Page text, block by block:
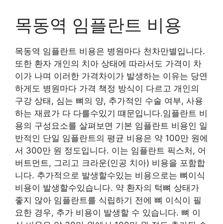
목동역 임플란트 비용
목동역 임플란트 비용은 병원마다 천차만별입니다.
또한 환자 개인의 치아 상태에 따라서도 가격이 차
이가 나며 이러한 가격차이가 발생하는 이유는 당연
하게도 병원마다 가격 책정 방식이 다르고 개인의
구강 상태, 심는 뼈의 양, 추가적인 수술 여부, 사용
하는 재료가 다 다를수있기 떄문입니다.임플란트 비
용의 구성요소를 살펴보면 기본 임플란트 비용인 일
반적인 단일 임플란트의 평균 비용은 약 100만 원에
서 300만 원 정도입니다. 이는 임플란트 픽스처, 어
버트먼트, 그리고 크라운(인공 치아) 비용을 포함합
니다. 추가적으로 발생할수있는 비용으로는 뼈이식
비용이 발생할수있습니다. 약 환자의 턱뼈 상태가
좋지 않아 임플란트를 식립하기 전에 뼈 이식이 필
요한 경우, 추가 비용이 발생할 수 있습니다. 뼈 이